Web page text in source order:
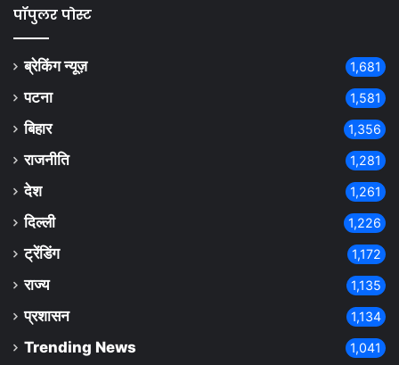
पॉपुलर पोस्ट
ब्रेकिंग न्यूज़ 1,681
पटना 1,581
बिहार 1,356
राजनीति 1,281
देश 1,261
दिल्ली 1,226
ट्रेंडिंग 1,172
राज्य 1,135
प्रशासन 1,134
Trending News 1,041